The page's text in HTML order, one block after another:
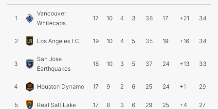
1
Vancouver
Whitecaps
17 10 4 3 38 17 +21 34
2 Los Angeles FC 19 10 4 5 35 19 +16 34
3
San Jose
Earthquakes
18 10 3 5 37 24 +13 33
4 Houston Dynamo 17 9 2 6 25 24 +1 29
5 Real Salt Lake 17 8 3 6 29 25 +4 27